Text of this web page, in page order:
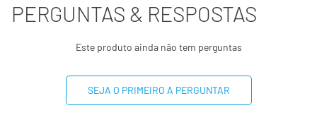
PERGUNTAS & RESPOSTAS
Este produto ainda não tem perguntas
SEJA O PRIMEIRO A PERGUNTAR